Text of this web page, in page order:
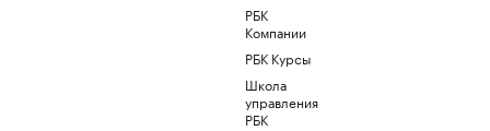
РБК
Компании
РБК Курсы
Школа
управления
РБК